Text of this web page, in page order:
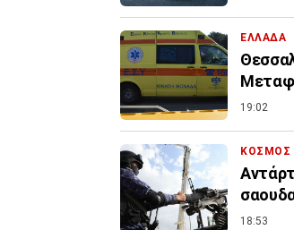
ΕΛΛΑΔΑ
19:02
ΚΟΣΜΟΣ
18:53